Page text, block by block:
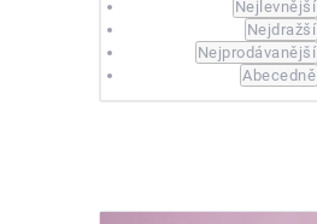
Nejlevnější
Nejdražší
Nejprodávanější
Abecedně